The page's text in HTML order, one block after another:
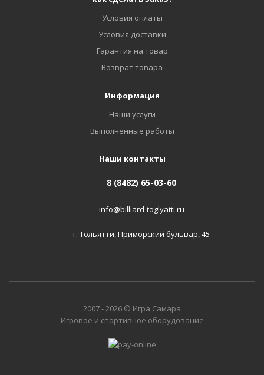
Условия оплаты
Условия доставки
Гарантия на товар
Возврат товара
Информация
Наши услуги
Выполненные работы
Наши контакты
8 (8482) 65-03-60
info@billiard-toglyatti.ru
г. Тольятти, Приморский бульвар, 45
2007 - 2026 © Игра Самара
Игровое и спортивное оборудование